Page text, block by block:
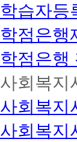
학습자등
학점은행
학점은행
사회복지
사회복지
사회복지